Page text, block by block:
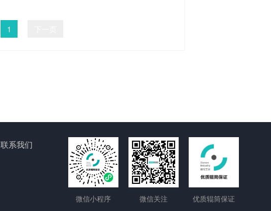
1
联系我们
微信小程序 微信关注 优质辊筒保证